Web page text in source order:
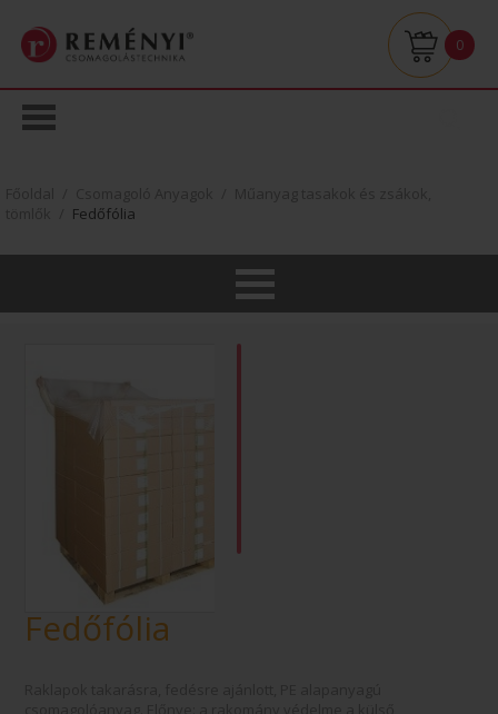
0
Fedőfólia
Fedőfólia